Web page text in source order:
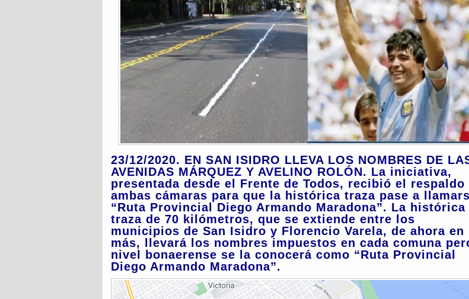
23/12/2020. EN SAN ISIDRO LLEVA LOS NOMBRES DE
AVENIDAS MÁRQUEZ Y AVELINO ROLÓN. La iniciativa,
presentada desde el Frente de Todos, recibió el respaldo
ambas cámaras para que la histórica traza pase a
“Ruta Provincial Diego Armando Maradona”. La histórica
traza de 70 kilómetros, que se extiende entre los
municipios de San Isidro y Florencio Varela, de ahora en
más, llevará los nombres impuestos en cada comuna
nivel bonaerense se la conocerá como “Ruta Provincial
Diego Armando Maradona”.